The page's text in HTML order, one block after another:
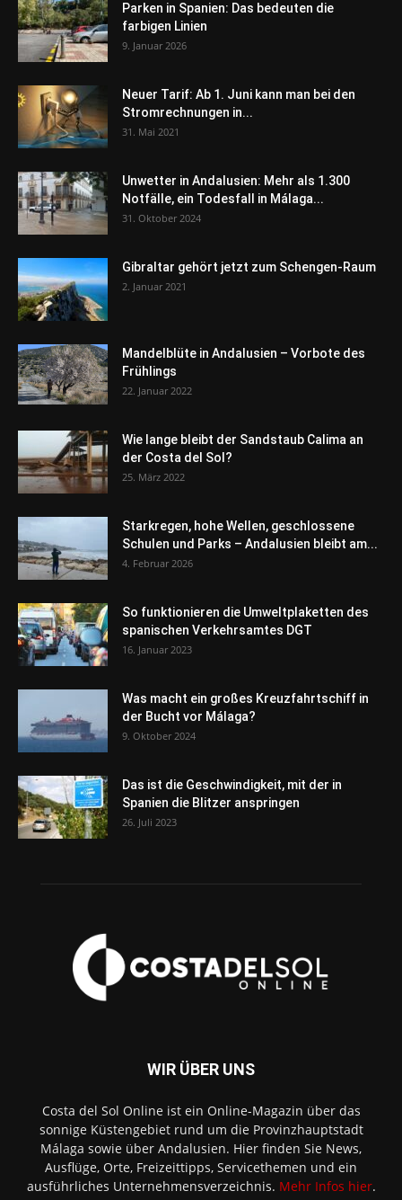
Parken in Spanien: Das bedeuten die
farbigen Linien
9. Januar 2026
Neuer Tarif: Ab 1. Juni kann man bei den
Stromrechnungen in...
31. Mai 2021
Unwetter in Andalusien: Mehr als 1.300
Notfälle, ein Todesfall in Málaga...
31. Oktober 2024
Gibraltar gehört jetzt zum Schengen-Raum
2. Januar 2021
Mandelblüte in Andalusien – Vorbote des
Frühlings
22. Januar 2022
Wie lange bleibt der Sandstaub Calima an
der Costa del Sol?
25. März 2022
Starkregen, hohe Wellen, geschlossene
Schulen und Parks – Andalusien bleibt am...
4. Februar 2026
So funktionieren die Umweltplaketten des
spanischen Verkehrsamtes DGT
16. Januar 2023
Was macht ein großes Kreuzfahrtschiff in
der Bucht vor Málaga?
9. Oktober 2024
Das ist die Geschwindigkeit, mit der in
Spanien die Blitzer anspringen
26. Juli 2023
WIR ÜBER UNS
Costa del Sol Online ist ein Online-Magazin über das
sonnige Küstengebiet rund um die Provinzhauptstadt
Málaga sowie über Andalusien. Hier finden Sie News,
Ausflüge, Orte, Freizeittipps, Servicethemen und ein
ausführliches Unternehmensverzeichnis. Mehr Infos hier.